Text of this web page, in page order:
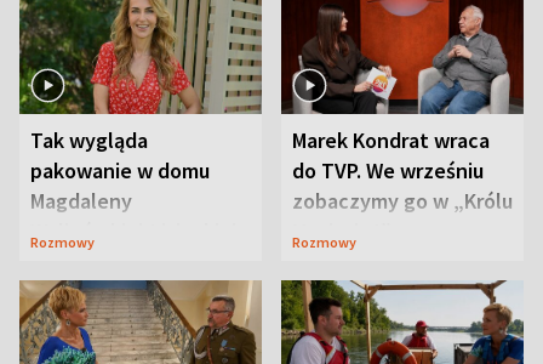
Tak wygląda
pakowanie w domu
Magdaleny
Waligórskiej-Lisieckiej.
Rozmowy
Marek Kondrat wraca
do TVP. We wrześniu
zobaczymy go w „Królu
Maciusiu I”
Rozmowy